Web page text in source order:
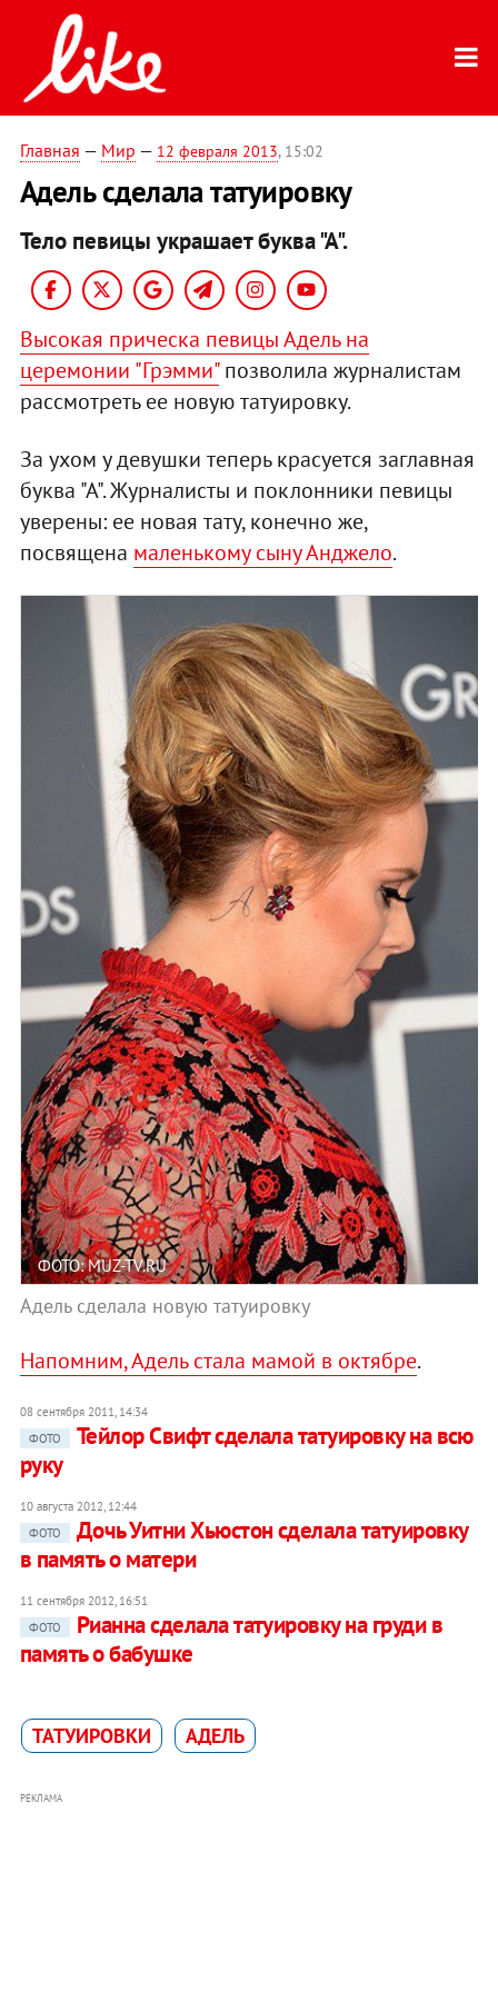
Главная — Мир — 12 февраля 2013, 15:02
Адель сделала татуировку
Тело певицы украшает буква "А".
Высокая прическа певицы Адель на
церемонии "Грэмми"позволила журналистам
рассмотреть ее новую татуировку.
За ухом у девушки теперь красуется заглавная
буква "А". Журналисты и поклонники певицы
уверены: ее новая тату, конечно же,
посвящена маленькому сыну Анджело.
ФОТО: MUZ-TV.RU
Адель сделала новую татуировку
Напомним, Адель стала мамой в октябре.
08 сентября 2011, 14:34
ФОТО
Тейлор Свифт сделала татуировку на всю
руку
10 августа 2012, 12:44
ФОТО
Дочь Уитни Хьюстон сделала татуировку
в память о матери
11 сентября 2012, 16:51
ФОТО
Рианна сделала татуировку на груди в
память о бабушке
ТАТУИРОВКИ АДЕЛЬ
РЕКЛАМА